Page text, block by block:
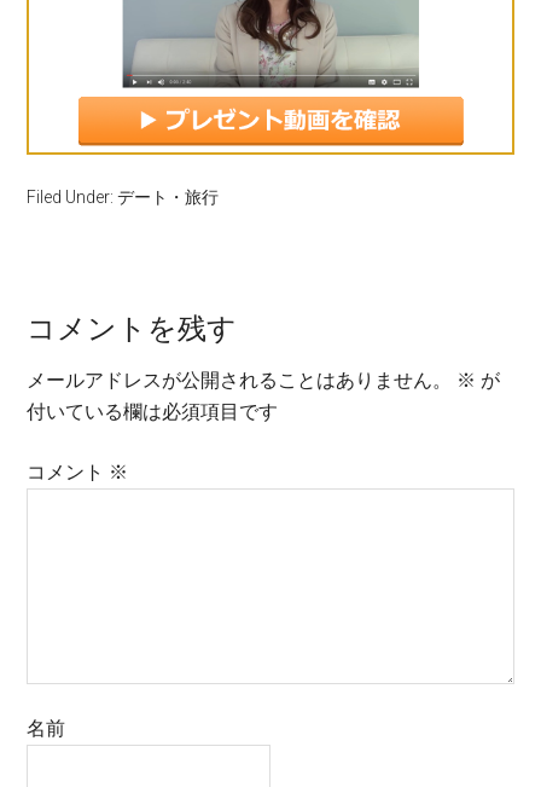
Filed Under:デート・旅行
コメントを残す
メールアドレスが公開されることはありません。 ※ が
付いている欄は必須項目です
コメント ※
名前